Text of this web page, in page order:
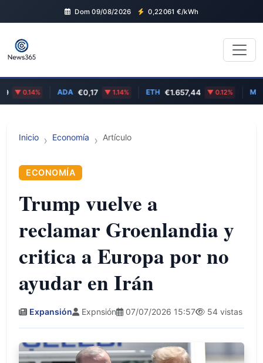
Dom 09/08/2026 0,22061 €/kWh
0.14% ADA €0,17 1.14% €1.657,44 0.12% MSFT
Inicio Economía Artículo
ECONOMÍA
Trump vuelve a
reclamar Groenlandia y
critica a Europa por no
ayudar en Irán
Expansión Expnsión 07/07/2026 15:57 54 vistas